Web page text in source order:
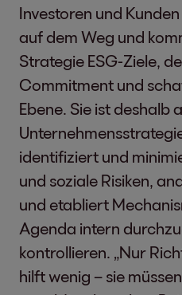
Investoren und
auf dem Weg und
Strategie ESG-Ziele,
Commitment und
Ebene. Sie ist deshalb
identifiziert und
und soziale Risiken,
und etabliert
Agenda intern
kontrollieren. „Nur
hilft wenig – sie